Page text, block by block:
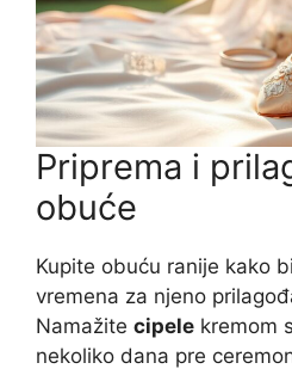
Priprema i
obuće
Kupite obuću ranije kako
vremena za njeno
Namažite cipele kremom
nekoliko dana pre